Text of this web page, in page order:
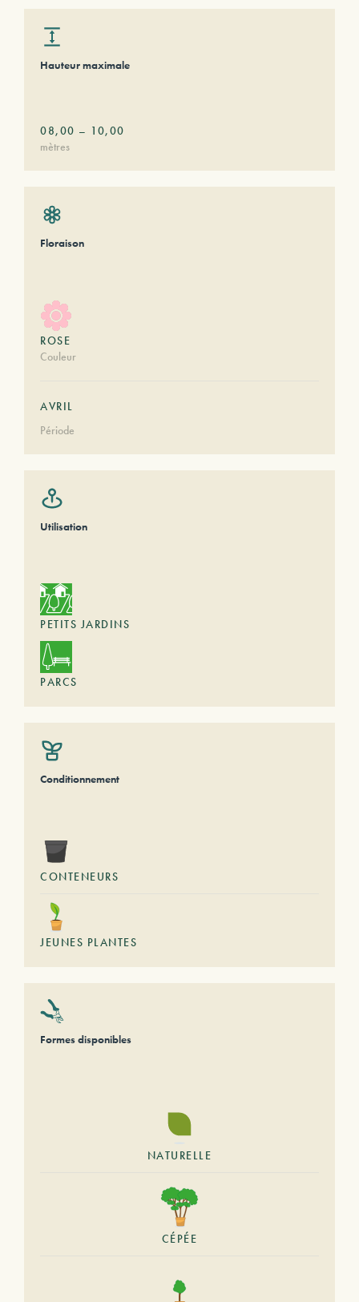
Hauteur maximale
08,00 – 10,00
mètres
Floraison
ROSE
Couleur
AVRIL
Période
Utilisation
PETITS JARDINS
PARCS
Conditionnement
CONTENEURS
JEUNES PLANTES
Formes disponibles
NATURELLE
CÉPÉE